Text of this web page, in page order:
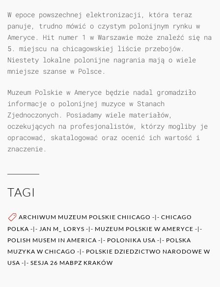
W epoce powszechnej elektronizacji, która teraz
panuje, trudno mówić o czystym polonijnym rynku w
Ameryce. Hit numer 1 w Warszawie może znaleźć się na
5. miejscu na chicagowskiej liście przebojów.
Niestety lokalne polonijne nagrania mają o wiele
mniejsze szanse w Polsce.
Muzeum Polskie w Ameryce będzie nadal gromadziło
informacje o polonijnej muzyce w Stanach
Zjednoczonych. Posiadamy wiele materiałów,
oczekujących na profesjonalistów, którzy mogliby je
opracować, skatalogować oraz ocenić ich wartość i
znaczenie.
TAGI
ARCHIWUM MUZEUM POLSKIE CHIICAGO -|- CHICAGO
POLKA -|- JAN M_ LORYS -|- MUZEUM POLSKIE W AMERYCE -|-
POLISH MUSEM IN AMERICA -|- POLONIKA USA -|- POLSKA
MUZYKA W CHICAGO -|- POLSKIE DZIEDZICTWO NARODOWE W
USA -|- SESJA 26 MABPZ KRAKÓW